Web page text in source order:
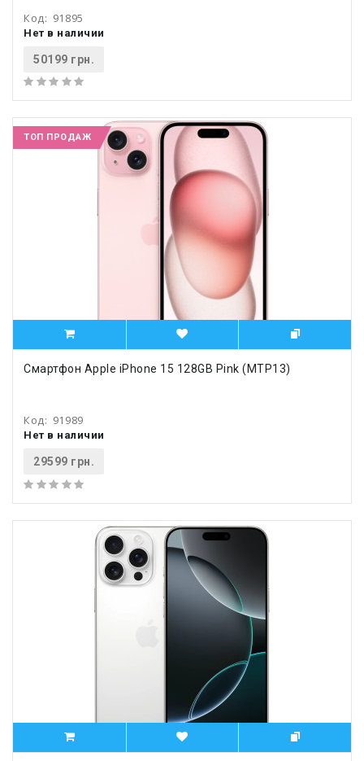
Код: 91895
Нет в наличии
50199 грн.
ТОП ПРОДАЖ
Смартфон Apple iPhone 15 128GB Pink (MTP13)
Код: 91989
Нет в наличии
29599 грн.